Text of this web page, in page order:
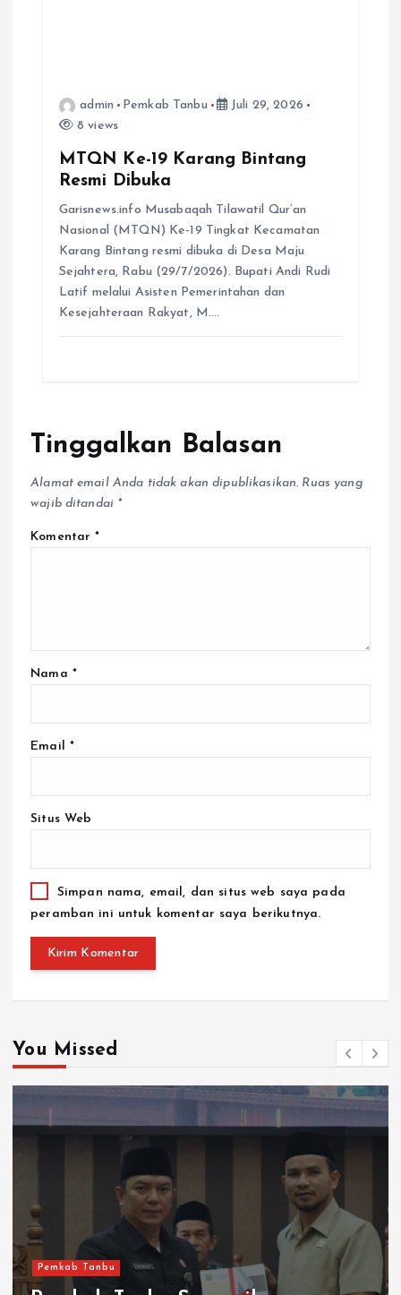
8 views
MTQN Ke-19 Karang Bintang
Resmi Dibuka
Nasional (MTQN) Ke-19 Tingkat Kecamatan
Karang Bintang resmi dibuka di Desa Maju
Sejahtera, Rabu (29/7/2026). Bupati Andi Rudi
Latif melalui Asisten Pemerintahan dan
Tinggalkan Balasan
peramban ini untuk komentar saya berikutnya.
You Missed
Pemkab Tanbu
Pemkab Tanbu Sampaikan